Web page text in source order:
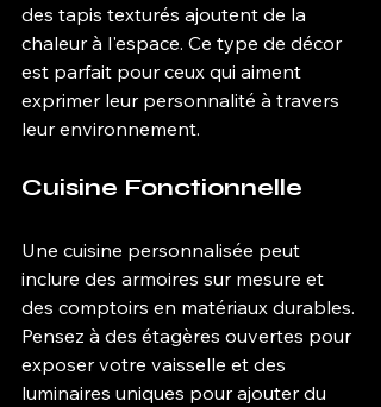
des tapis texturés ajoutent de la
chaleur à l'espace. Ce type de décor
est parfait pour ceux qui aiment
exprimer leur personnalité à travers
leur environnement.
Cuisine Fonctionnelle
Une cuisine personnalisée peut
inclure des armoires sur mesure et
des comptoirs en matériaux durables.
Pensez à des étagères ouvertes pour
exposer votre vaisselle et des
luminaires uniques pour ajouter du